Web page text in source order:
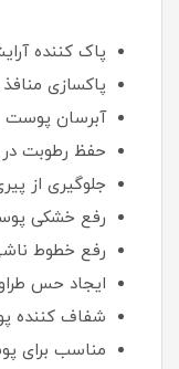
پاک کننده
پاکسازی
آبرسان پوست
حفظ رطوبت
جلوگیری از
رفع خشکی
رفع خطوط
ایجاد حس
شفاف کننده
مناسب برای